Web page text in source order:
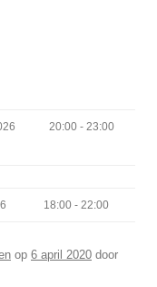
20:00 - 23:00
18:00 - 22:00
op 6 april 2020 door